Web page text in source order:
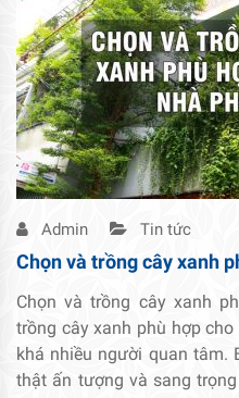
Admin Tin tức
Chọn và trồng cây xanh
Chọn và trồng cây xanh
trồng cây xanh phù hợp
khá nhiều người quan tâm.
thật ấn tượng và sang